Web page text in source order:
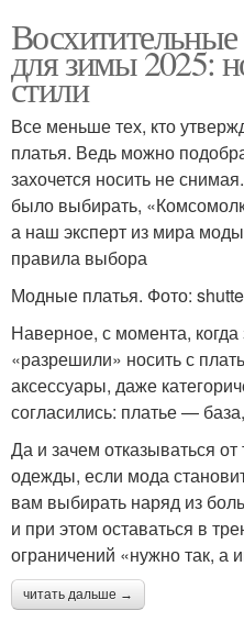
для зимы 2025:
стили
Все меньше тех, кто
платья. Ведь можно
захочется носить не
было выбирать,
а наш эксперт из мира
правила выбора
Модные платья. Фото:
Наверное, с момента,
«разрешили» носить с
аксессуары, даже
согласились: платье —
Да и зачем отказываться
одежды, если мода
вам выбирать наряд из
и при этом оставаться в
ограничений «нужно так, а
читать дальше →